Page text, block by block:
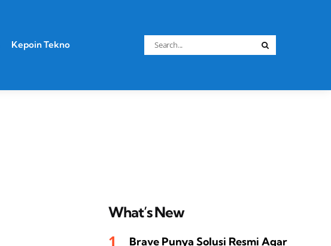
Kepoin Tekno
Search
for:
What’s New
Brave Punya Solusi Resmi Agar